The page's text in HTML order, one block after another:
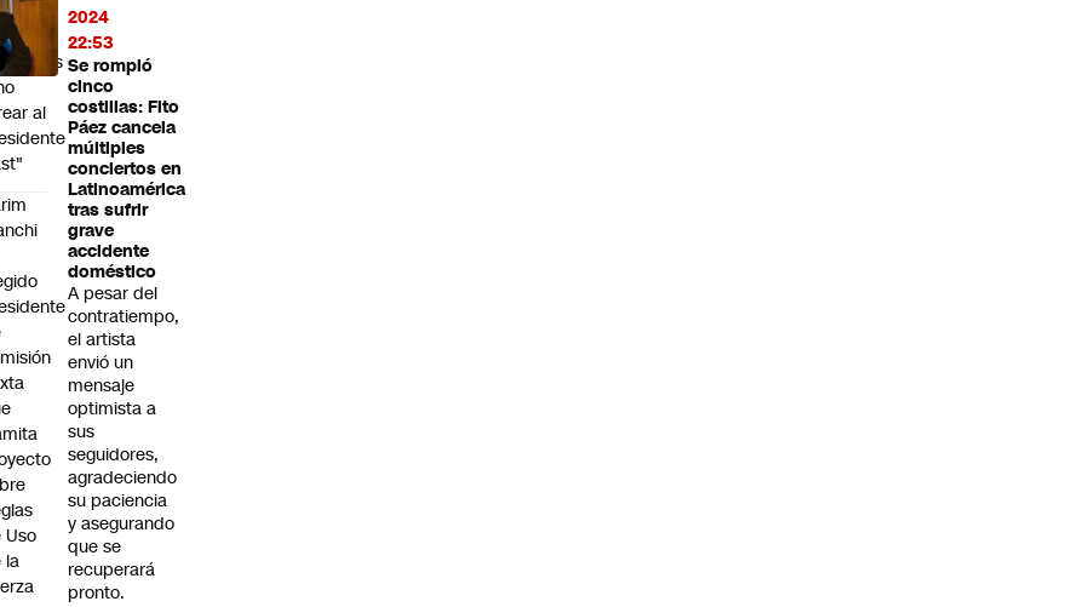
2024
22:53
Se rompió
cinco
costillas: Fito
Páez cancela
múltiples
conciertos en
Latinoamérica
tras sufrir
grave
accidente
doméstico
A pesar del
contratiempo,
el artista
envió un
mensaje
optimista a
sus
seguidores,
agradeciendo
su paciencia
y asegurando
que se
recuperará
pronto.
al
Uso
la